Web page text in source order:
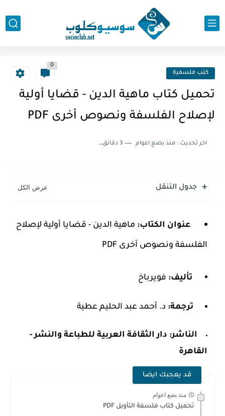
كتب فلسفية
0
تحميل كتاب ماهية الدين - قضايا أولية
لإصلاح الفلسفة ونصوص أخرى PDF
اخر تحديث :منذ بضع اعوام 3 دقائق للقراءة
جدول التنقل
عنوان الكتاب: ماهية الدين - قضايا أولية لإصلاح
الفلسفة ونصوص أخرى PDF
تأليف: فويرباخ
ترجمة: د. أحمد عبد الحليم عطية
الناشر: دار الثقافة العربية للطباعة والنشر -
القاهرة
قد يعجبك ايضا
منذ بضع اعوام
تحميل كتاب فلسفة التأويل PDF